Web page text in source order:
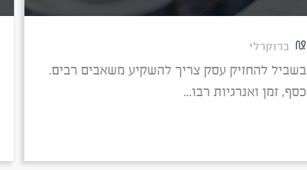
ברוקרלי
בשביל להחזיק עסק צריך להשקיע משאבים רבים.
כסף, זמן ואנרגיות רבו...